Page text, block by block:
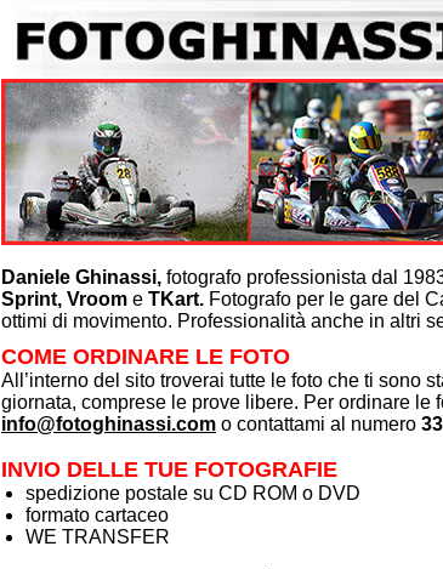
Daniele Ghinassi, fotografo professionista dal
Sprint, Vroom e TKart. Fotografo per le gare del
ottimi di movimento. Professionalità anche in altri
COME ORDINARE LE FOTO
All’interno del sito troverai tutte le foto che ti sono
giornata, comprese le prove libere. Per ordinare le
info@fotoghinassi.com o contattami al numero
INVIO DELLE TUE FOTOGRAFIE
spedizione postale su CD ROM o DVD
formato cartaceo
WE TRANSFER
wetransfer
Files in alta risoluzione scelti da gare diverse €.
cad. (minimo 2)
Files in media risoluzione scelti da gare diverse €.
10,00 cad. (minimo 4)
Files in bassa risoluzione scelti da gare diverse €.
8,00 cad. (minimo 5)
Stampe 15x23 €. 8,00 cad. (minimo 4)
Stampe 20x30 €. 10,00 cad. (minimo 3)
1 Stampa 30x45
1 Stampa poster 50x75
1 Stampa poster 70x100
1 Stampa poster 100x150
1 Calendario 30x45 personalizzato
5 Calendari 30x45 personalizzati
10 Calendari 30x45 personalizzati